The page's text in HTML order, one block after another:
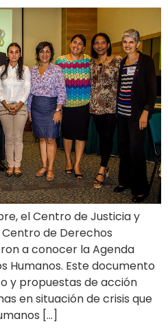
el Centro de Justicia y
de Derechos
a conocer la Agenda
Humanos. Este documento
y propuestas de acción
en situación de crisis que
[…]